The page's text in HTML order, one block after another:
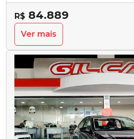
R$ 84.889
Ver mais